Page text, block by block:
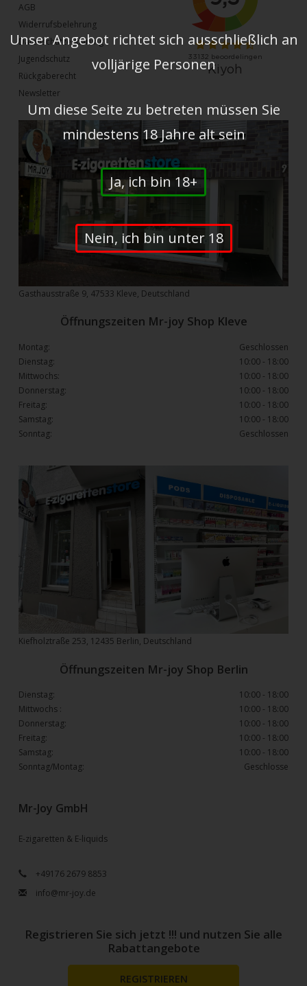
AGB
Widerrufsbelehrung
Datenschutzerklärung
Jugendschutz
Rückgaberecht
Newsletter
Mr-Joy GmbH
E-zigaretten & E-liquids
+49176 2679 8853
info@mr-joy.de
Gasthausstraße 9, 47533 Kleve, Deutschland
Kiefholztraße 253, 12435 Berlin, Deutschland
Öffnungszeiten Mr-joy Shop Kleve
Montag:
Geschlossen
Dienstag:
10:00 - 18:00
Mittwochs:
10:00 - 18:00
Donnerstag:
10:00 - 18:00
Freitag:
10:00 - 18:00
Samstag:
10:00 - 18:00
Sonntag:
Geschlossen
Öffnungszeiten Mr-joy Shop Berlin
Dienstag:
10:00 - 18:00
Mittwochs :
10:00 - 18:00
Donnerstag:
10:00 - 18:00
Freitag:
10:00 - 18:00
Samstag:
10:00 - 18:00
Sonntag/Montag:
Geschlosse
Registrieren Sie sich jetzt !!! und nutzen Sie alle
Rabattangebote
REGISTRIEREN
Unser Angebot richtet sich ausschließlich an
volljärige Personen
Um diese Seite zu betreten müssen Sie
mindestens 18 Jahre alt sein
Ja, ich bin 18+
Nein, ich bin unter 18